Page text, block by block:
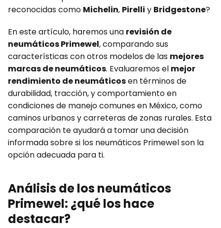
reconocidas como Michelin, Pirelli y Bridgestone?
En este artículo, haremos una revisión de
neumáticos Primewel, comparando sus
características con otros modelos de las mejores
marcas de neumáticos. Evaluaremos el mejor
rendimiento de neumáticosen términos de
durabilidad, tracción, y comportamiento en
condiciones de manejo comunes en México, como
caminos urbanos y carreteras de zonas rurales. Esta
comparación te ayudará a tomar una decisión
informada sobre si los neumáticos Primewel son la
opción adecuada para ti.
Análisis de los neumáticos
Primewel: ¿qué los hace
destacar?